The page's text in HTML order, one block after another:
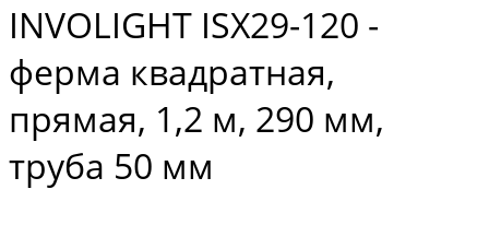
INVOLIGHT ISX29-120 -
ферма квадратная,
прямая, 1,2 м, 290 мм,
труба 50 мм